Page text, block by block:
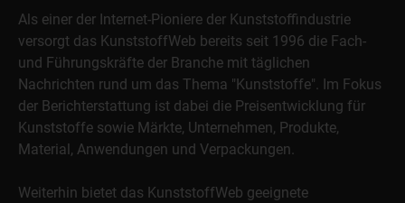
Als einer der Internet-Pioniere der Kunststoffindustrie
versorgt das KunststoffWeb bereits seit 1996 die Fach-
und Führungskräfte der Branche mit täglichen
Nachrichten rund um das Thema "Kunststoffe". Im Fokus
der Berichterstattung ist dabei die Preisentwicklung für
Kunststoffe sowie Märkte, Unternehmen, Produkte,
Material, Anwendungen und Verpackungen.
Weiterhin bietet das KunststoffWeb geeignete